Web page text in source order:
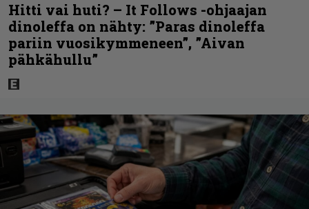
Hitti vai huti? – It Follows -ohjaajan
dinoleffa on nähty: ”Paras dinoleffa
pariin vuosikymmeneen”, ”Aivan
pähkähullu”